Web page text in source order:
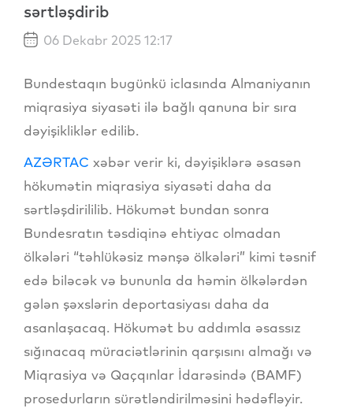
sərtləşdirib
06 Dekabr 2025 12:17
Bundestaqın bugünkü iclasında Almaniyanın
miqrasiya siyasəti ilə bağlı qanuna bir sıra
dəyişikliklər edilib.
AZƏRTAC xəbər verir ki, dəyişiklərə əsasən
hökumətin miqrasiya siyasəti daha da
sərtləşdirililib. Hökumət bundan sonra
Bundesratın təsdiqinə ehtiyac olmadan
ölkələri “təhlükəsiz mənşə ölkələri” kimi təsnif
edə biləcək və bununla da həmin ölkələrdən
gələn şəxslərin deportasiyası daha da
asanlaşacaq. Hökumət bu addımla əsassız
sığınacaq müraciətlərinin qarşısını almağı və
Miqrasiya və Qaçqınlar İdarəsində (BAMF)
prosedurların sürətləndirilməsini hədəfləyir.